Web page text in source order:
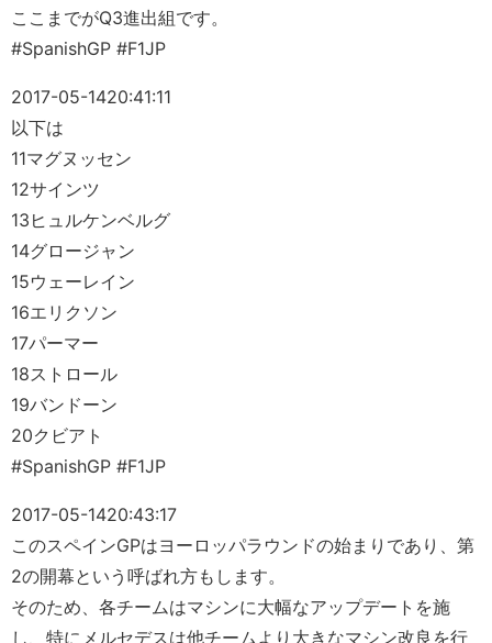
ここまでがQ3進出組です。
#SpanishGP #F1JP
2017-05-1420:41:11
以下は
11マグヌッセン
12サインツ
13ヒュルケンベルグ
14グロージャン
15ウェーレイン
16エリクソン
17パーマー
18ストロール
19バンドーン
20クビアト
#SpanishGP #F1JP
2017-05-1420:43:17
このスペインGPはヨーロッパラウンドの始まりであり、第
2の開幕という呼ばれ方もします。
そのため、各チームはマシンに大幅なアップデートを施
し、特にメルセデスは他チームより大きなマシン改良を行